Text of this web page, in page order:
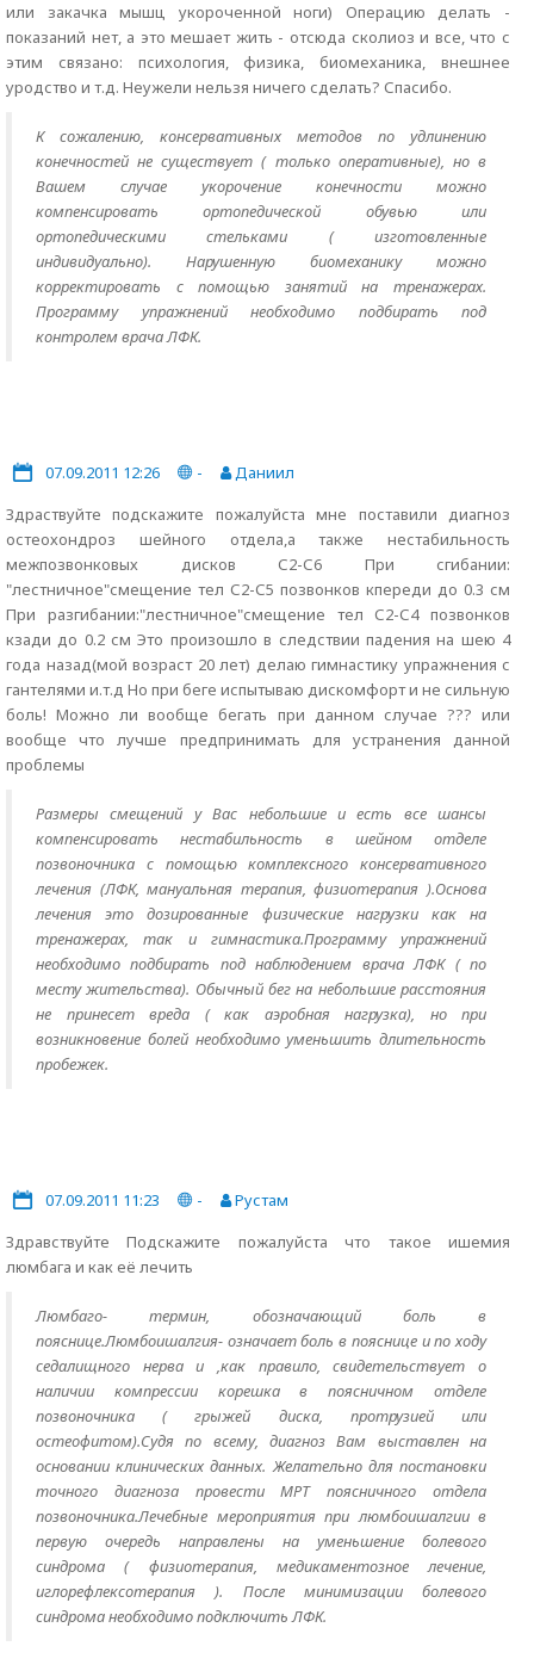
или закачка мышц укороченной ноги) Операцию делать -
показаний нет, а это мешает жить - отсюда сколиоз и все, что с
этим связано: психология, физика, биомеханика, внешнее
уродство и т.д. Неужели нельзя ничего сделать? Спасибо.
К сожалению, консервативных методов по удлинению
конечностей не существует ( только оперативные), но в
Вашем случае укорочение конечности можно
компенсировать ортопедической обувью или
ортопедическими стельками ( изготовленные
индивидуально). Нарушенную биомеханику можно
корректировать с помощью занятий на тренажерах.
Программу упражнений необходимо подбирать под
контролем врача ЛФК.
07.09.2011 12:26 -
Даниил
Здраствуйте подскажите пожалуйста мне поставили диагноз
остеохондроз шейного отдела,а также нестабильность
межпозвонковых дисков С2-С6 При сгибании:
"лестничное"смещение тел С2-С5 позвонков кпереди до 0.3 см
При разгибании:"лестничное"смещение тел С2-С4 позвонков
кзади до 0.2 см Это произошло в следствии падения на шею 4
года назад(мой возраст 20 лет) делаю гимнастику упражнения с
гантелями и.т.д Но при беге испытываю дискомфорт и не сильную
боль! Можно ли вообще бегать при данном случае ??? или
вообще что лучше предпринимать для устранения данной
проблемы
Размеры смещений у Вас небольшие и есть все шансы
компенсировать нестабильность в шейном отделе
позвоночника с помощью комплексного консервативного
лечения (ЛФК, мануальная терапия, физиотерапия ).Основа
лечения это дозированные физические нагрузки как на
тренажерах, так и гимнастика.Программу упражнений
необходимо подбирать под наблюдением врача ЛФК ( по
месту жительства). Обычный бег на небольшие расстояния
не принесет вреда ( как аэробная нагрузка), но при
возникновение болей необходимо уменьшить длительность
пробежек.
07.09.2011 11:23 -
Рустам
Здравствуйте Подскажите пожалуйста что такое ишемия
люмбага и как её лечить
Люмбаго- термин, обозначающий боль в
пояснице.Люмбоишалгия- означает боль в пояснице и по ходу
седалищного нерва и ,как правило, свидетельствует о
наличии компрессии корешка в поясничном отделе
позвоночника ( грыжей диска, протрузией или
остеофитом).Судя по всему, диагноз Вам выставлен на
основании клинических данных. Желательно для постановки
точного диагноза провести МРТ поясничного отдела
позвоночника.Лечебные мероприятия при люмбоишалгии в
первую очередь направлены на уменьшение болевого
синдрома ( физиотерапия, медикаментозное лечение,
иглорефлексотерапия ). После минимизации болевого
синдрома необходимо подключить ЛФК.